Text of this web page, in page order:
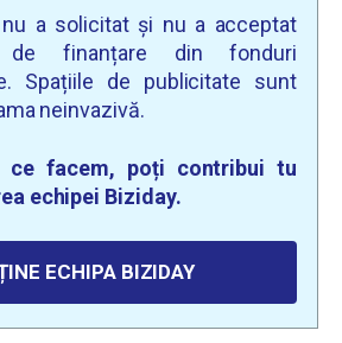
nu a solicitat și nu a acceptat
finanțare din fonduri
Spațiile de publicitate sunt
neinvazivă.
ce facem, poți contribui tu
echipei Biziday.
ECHIPA BIZIDAY